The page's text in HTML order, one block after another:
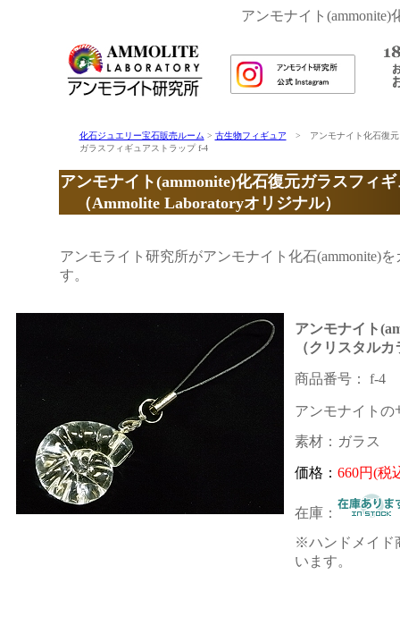
アンモナイト
化石ジュエリー宝石販売ルーム > 古生物フィギュア > アンモナイト化石復元
ガラスフィギュアストラップ f-4
アンモナイト(ammonite)化石復元ガラスフィ
（Ammolite Laboratoryオリジナル）
アンモライト研究所がアンモナイト化石(ammonite)
す。
アンモナイト
（クリスタル
商品番号： f-4
アンモナイトの
素材：ガラス
価格： 660円(税
在庫：
※ハンドメイド
います。